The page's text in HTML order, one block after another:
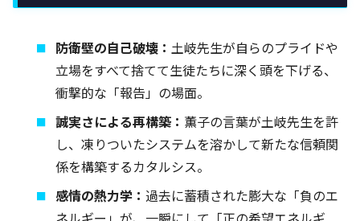
防衛壁の自己破壊：土岐先生が自らのプライドや
立場をすべて捨てて生徒たちに深く頭を下げる、
衝撃的な「報告」の場面。
誠実さによる再構築： 薫子の言葉が土岐先生を許
し、凍りついたシステムを溶かして新たな信頼関
係を構築するカタルシス。
感情の熱力学：過去に蓄積された膨大な「負のエ